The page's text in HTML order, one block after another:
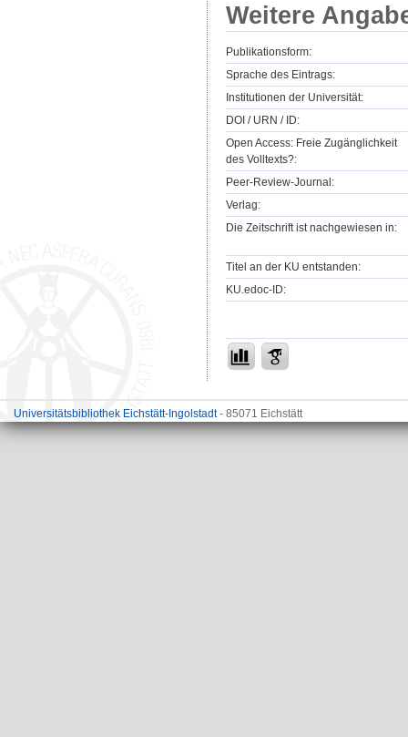
Weitere
Publikationsform:
Sprache des Eintrags:
Institutionen der Universität:
DOI / URN / ID:
Open Access: Freie Zugänglichkeit
des Volltexts?:
Peer-Review-Journal:
Verlag:
Die Zeitschrift ist nachgewiesen in:
Titel an der KU entstanden:
KU.edoc-ID:
Universitätsbibliothek Eichstätt-Ingolstadt- 85071 Eichstätt